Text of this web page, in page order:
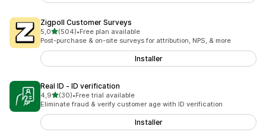
Zigpoll Customer Surveys
5,0av 5 stjerner
(504)
Totalt 504 omtaler
•Free plan available
Post-purchase & on-site surveys for attribution, NPS, & more
Installer
Real ID ‑ ID verification
4,9av 5 stjerner
(30)
Totalt 30 omtaler
•Free trial available
Eliminate fraud & verify customer age with ID verification
Installer